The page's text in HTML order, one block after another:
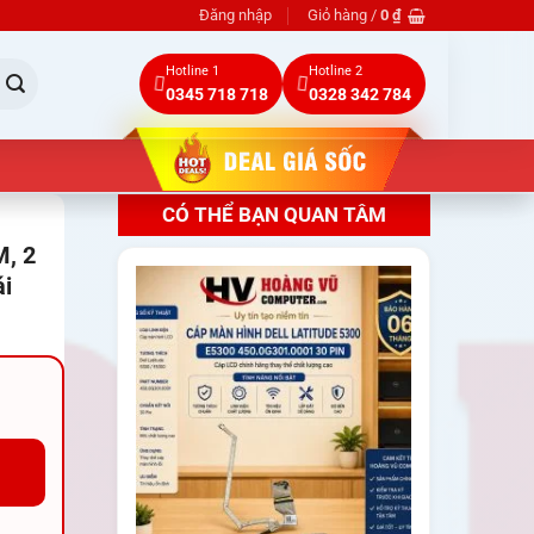
Đăng nhập Giỏ hàng / 0 ₫
Hotline 1
0345 718 718
Hotline 2
0328 342 784
CÓ THỂ BẠN QUAN TÂM
2